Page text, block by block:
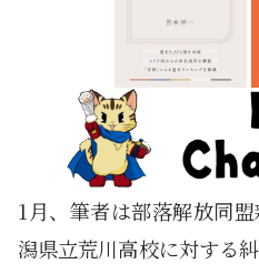
1月、筆者は部落解放同
潟県立荒川高校に対する